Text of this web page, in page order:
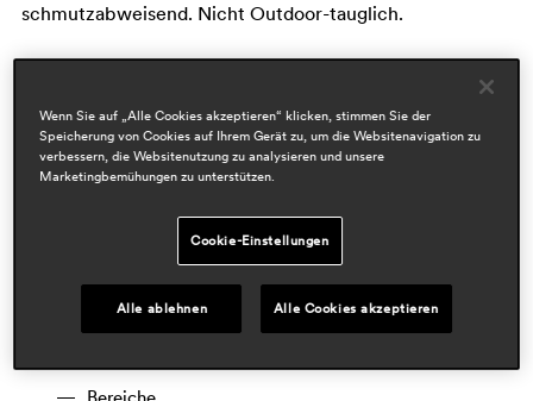
schmutzabweisend. Nicht Outdoor-tauglich.
Designers
Wenn Sie auf „Alle Cookies akzeptieren“ klicken, stimmen Sie der
Speicherung von Cookies auf Ihrem Gerät zu, um die Websitenavigation zu
verbessern, die Websitenutzung zu analysieren und unsere
Marketingbemühungen zu unterstützen.
Cookie-Einstellungen
Alle ablehnen Alle Cookies akzeptieren